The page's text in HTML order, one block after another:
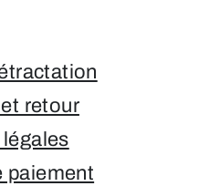
retour
paiement